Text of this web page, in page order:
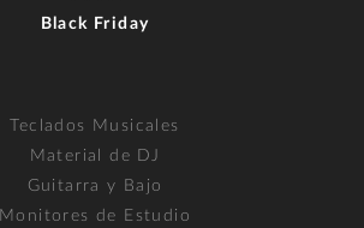
Black Friday
Teclados Musicales
Material de DJ
Guitarra y Bajo
Monitores de Estudio